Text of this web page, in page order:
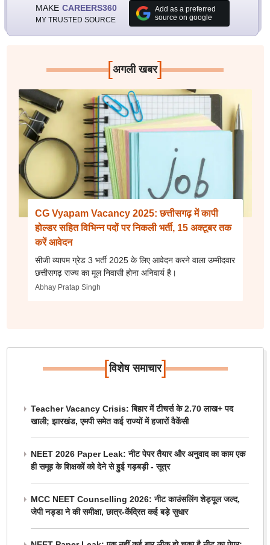
MAKE CAREERS360
MY TRUSTED SOURCE
Add as a preferred
source on google
[अगली खबर]
CG Vyapam Vacancy 2025: छत्तीसगढ़ में कापी
होल्डर सहित विभिन्न पदों पर निकली भर्ती, 15 अक्टूबर तक
करें आवेदन
सीजी व्यापम ग्रेड 3 भर्ती 2025 के लिए आवेदन करने वाला उम्मीदवार
छत्तीसगढ़ राज्य का मूल निवासी होना अनिवार्य है।
Abhay Pratap Singh
[विशेष समाचार]
Teacher Vacancy Crisis: बिहार में टीचर्स के 2.70 लाख+ पद
खाली; झारखंड, एमपी समेत कई राज्यों में हजारों वैकेंसी
NEET 2026 Paper Leak: नीट पेपर तैयार और अनुवाद का काम एक
ही समूह के शिक्षकों को देने से हुई गड़बड़ी - सूत्र
MCC NEET Counselling 2026: नीट काउंसलिंग शेड्यूल जल्द,
जेपी नड्डा ने की समीक्षा, छात्र-केंद्रित कई बड़े सुधार